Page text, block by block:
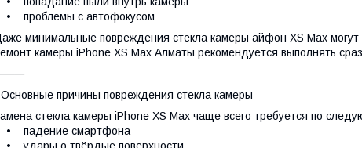
• проблемы с автофокусом
минимальные повреждения стекла камеры айфон XS Max
камеры iPhone XS Max Алматы рекомендуется выполнять
Основные причины повреждения стекла камеры
стекла камеры iPhone XS Max чаще всего требуется по
• падение смартфона